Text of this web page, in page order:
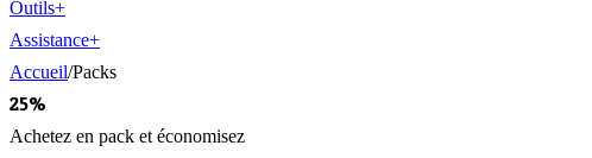
Outils+
Assistance+
Accueil/Packs
25%
Achetez en pack et économisez